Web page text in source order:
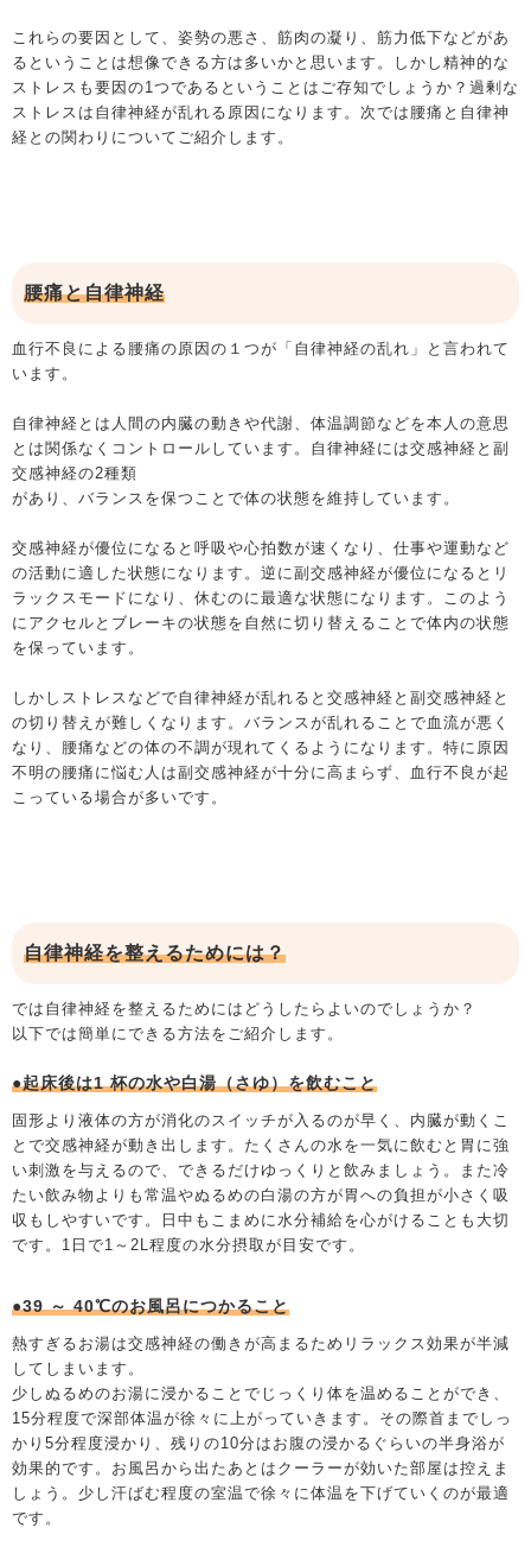
これらの要因として、姿勢の悪さ、筋肉の凝り、筋力低下などがあ
るということは想像できる方は多いかと思います。しかし精神的な
ストレスも要因の1つであるということはご存知でしょうか？過剰な
ストレスは自律神経が乱れる原因になります。次では腰痛と自律神
経との関わりについてご紹介します。
腰痛と自律神経
血行不良による腰痛の原因の１つが「自律神経の乱れ」と言われて
います。
自律神経とは人間の内臓の動きや代謝、体温調節などを本人の意思
とは関係なくコントロールしています。自律神経には交感神経と副
交感神経の2種類
があり、バランスを保つことで体の状態を維持しています。
交感神経が優位になると呼吸や心拍数が速くなり、仕事や運動など
の活動に適した状態になります。逆に副交感神経が優位になるとリ
ラックスモードになり、休むのに最適な状態になります。このよう
にアクセルとブレーキの状態を自然に切り替えることで体内の状態
を保っています。
しかしストレスなどで自律神経が乱れると交感神経と副交感神経と
の切り替えが難しくなります。バランスが乱れることで血流が悪く
なり、腰痛などの体の不調が現れてくるようになります。特に原因
不明の腰痛に悩む人は副交感神経が十分に高まらず、血行不良が起
こっている場合が多いです。
自律神経を整えるためには？
では自律神経を整えるためにはどうしたらよいのでしょうか？
以下では簡単にできる方法をご紹介します。
●起床後は1 杯の水や白湯（さゆ）を飲むこと
固形より液体の方が消化のスイッチが入るのが早く、内臓が動くこ
とで交感神経が動き出します。たくさんの水を一気に飲むと胃に強
い刺激を与えるので、できるだけゆっくりと飲みましょう。また冷
たい飲み物よりも常温やぬるめの白湯の方が胃への負担が小さく吸
収もしやすいです。日中もこまめに水分補給を心がけることも大切
です。1日で1～2L程度の水分摂取が目安です。
●39 ～ 40℃のお風呂につかること
熱すぎるお湯は交感神経の働きが高まるためリラックス効果が半減
してしまいます。
少しぬるめのお湯に浸かることでじっくり体を温めることができ、
15分程度で深部体温が徐々に上がっていきます。その際首までしっ
かり5分程度浸かり、残りの10分はお腹の浸かるぐらいの半身浴が
効果的です。お風呂から出たあとはクーラーが効いた部屋は控えま
しょう。少し汗ばむ程度の室温で徐々に体温を下げていくのが最適
です。